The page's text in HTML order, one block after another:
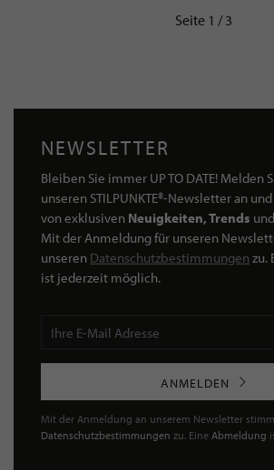
Seite 1 / 3
NEWSLETTER
Bleiben Sie immer UP TO DATE! Melden
unseren STILPUNKTE®-Newsletter an
von exklusiven Neuigkeiten, Trends und
Mit der Anmeldung für unseren
unseren Datenschutzbestimmungen zu.
ist jederzeit möglich.
ANMELDEN
Mit der Anmeldung an unserem Newsletter
Datenschutzbestimmungen zu. Eine Abmeldung